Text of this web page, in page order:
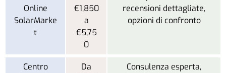
Online
SolarMarke
t
€1,850
a
€5,75
0
recensioni dettagliate,
opzioni di confronto
Centro
Da
Consulenza esperta,